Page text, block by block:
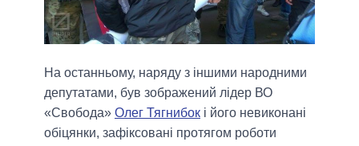
На останньому, наряду з іншими народними
депутатами, був зображений лідер ВО
«Свобода» Олег Тягнибок і його невиконані
обіцянки, зафіксовані протягом роботи